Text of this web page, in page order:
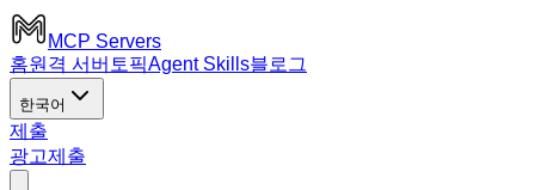
MCP Servers
홈원격 서버 토픽Agent Skills블로그
한국어
제출
광고제출